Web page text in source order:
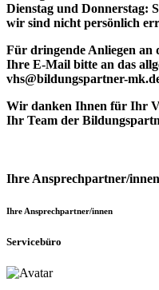
Dienstag und Donnerstag:
wir sind nicht persönlich
Für dringende Anliegen an
Ihre E-Mail bitte an das
vhs@bildungspartner-
Wir danken Ihnen für Ihr
Ihr Team der
Ihre Ansprechpartner/innen
Ihre Ansprechpartner/innen
Servicebüro